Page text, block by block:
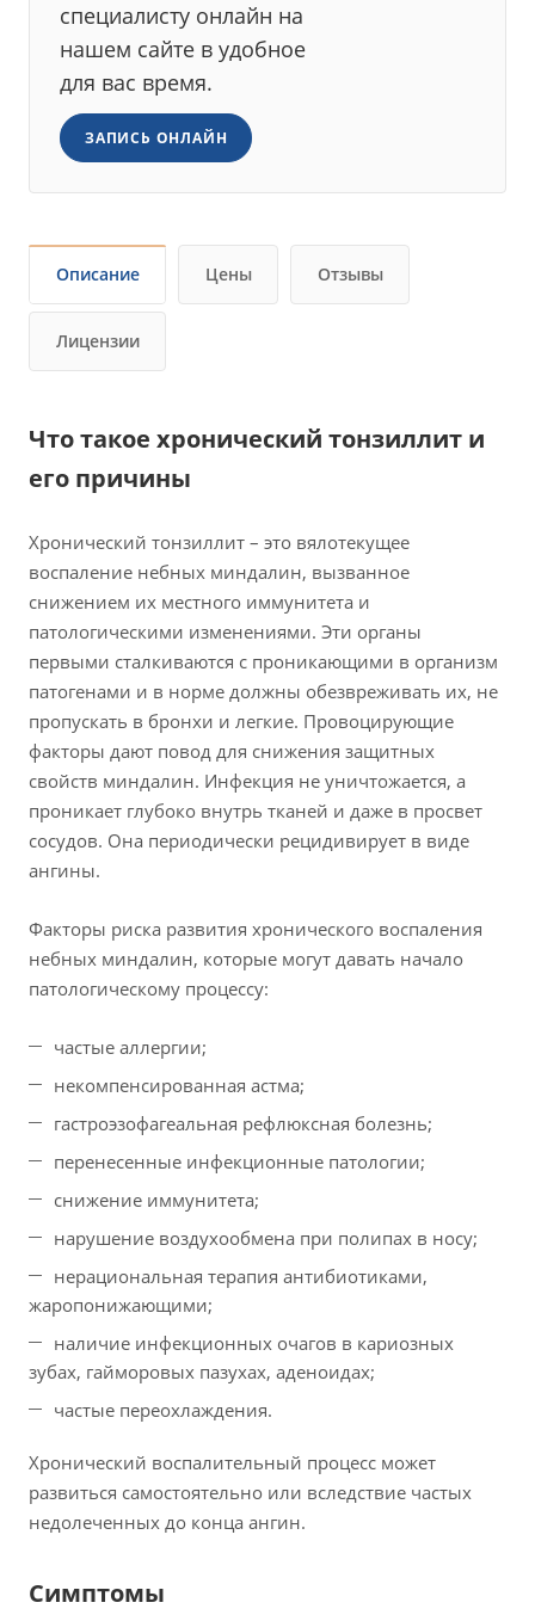
специалисту онлайн на
нашем сайте в удобное
для вас время.
ЗАПИСЬ ОНЛАЙН
Описание Цены Отзывы
Лицензии
Что такое хронический тонзиллит и
его причины
Хронический тонзиллит – это вялотекущее
воспаление небных миндалин, вызванное
снижением их местного иммунитета и
патологическими изменениями. Эти органы
первыми сталкиваются с проникающими в организм
патогенами и в норме должны обезвреживать их, не
пропускать в бронхи и легкие. Провоцирующие
факторы дают повод для снижения защитных
свойств миндалин. Инфекция не уничтожается, а
проникает глубоко внутрь тканей и даже в просвет
сосудов. Она периодически рецидивирует в виде
ангины.
Факторы риска развития хронического воспаления
небных миндалин, которые могут давать начало
патологическому процессу:
частые аллергии;
некомпенсированная астма;
гастроэзофагеальная рефлюксная болезнь;
перенесенные инфекционные патологии;
снижение иммунитета;
нарушение воздухообмена при полипах в носу;
нерациональная терапия антибиотиками,
жаропонижающими;
наличие инфекционных очагов в кариозных
зубах, гайморовых пазухах, аденоидах;
частые переохлаждения.
Хронический воспалительный процесс может
развиться самостоятельно или вследствие частых
недолеченных до конца ангин.
Симптомы